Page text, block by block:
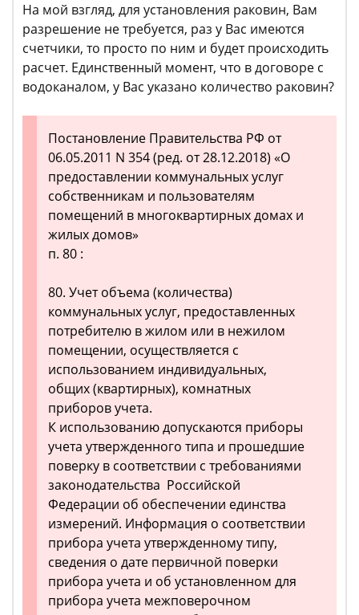
На мой взгляд, для установления раковин, Вам
разрешение не требуется, раз у Вас имеются
счетчики, то просто по ним и будет происходить
расчет. Единственный момент, что в договоре с
водоканалом, у Вас указано количество раковин?
Постановление Правительства РФ от
06.05.2011 N 354 (ред. от 28.12.2018) «О
предоставлении коммунальных услуг
собственникам и пользователям
помещений в многоквартирных домах и
жилых домов»
п. 80 :
80. Учет объема (количества)
коммунальных услуг, предоставленных
потребителю в жилом или в нежилом
помещении, осуществляется с
использованием индивидуальных,
общих (квартирных), комнатных
приборов учета.
К использованию допускаются приборы
учета утвержденного типа и прошедшие
поверку в соответствии с требованиями
законодательства Российской
Федерации об обеспечении единства
измерений. Информация о соответствии
прибора учета утвержденному типу,
сведения о дате первичной поверки
прибора учета и об установленном для
прибора учета межповерочном